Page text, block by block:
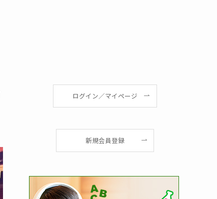
ログイン／マイページ
新規会員登録